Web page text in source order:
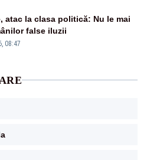
atac la clasa politică: Nu le mai
false iluzii
08:47